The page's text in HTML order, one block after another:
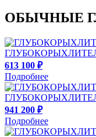
613 100 ₽
Подробнее
941 200 ₽
Подробнее